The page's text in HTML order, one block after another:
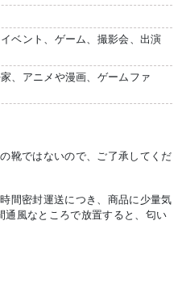
ベント、ゲーム、撮影会、出演
、アニメや漫画、ゲームファ
靴ではないので、ご了承してくだ
間密封運送につき、商品に少量気
風なところで放置すると、匂い